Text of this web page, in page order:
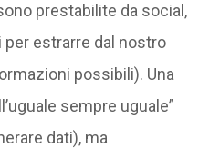
prestabilite da social,
estrarre dal nostro
possibili). Una
sempre uguale”
dati), ma